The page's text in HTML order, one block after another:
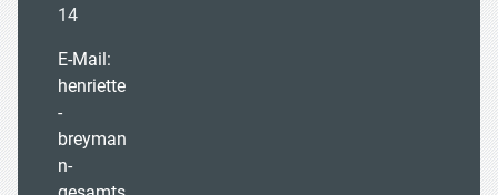
14
E-Mail:
henriette
-
breyman
n-